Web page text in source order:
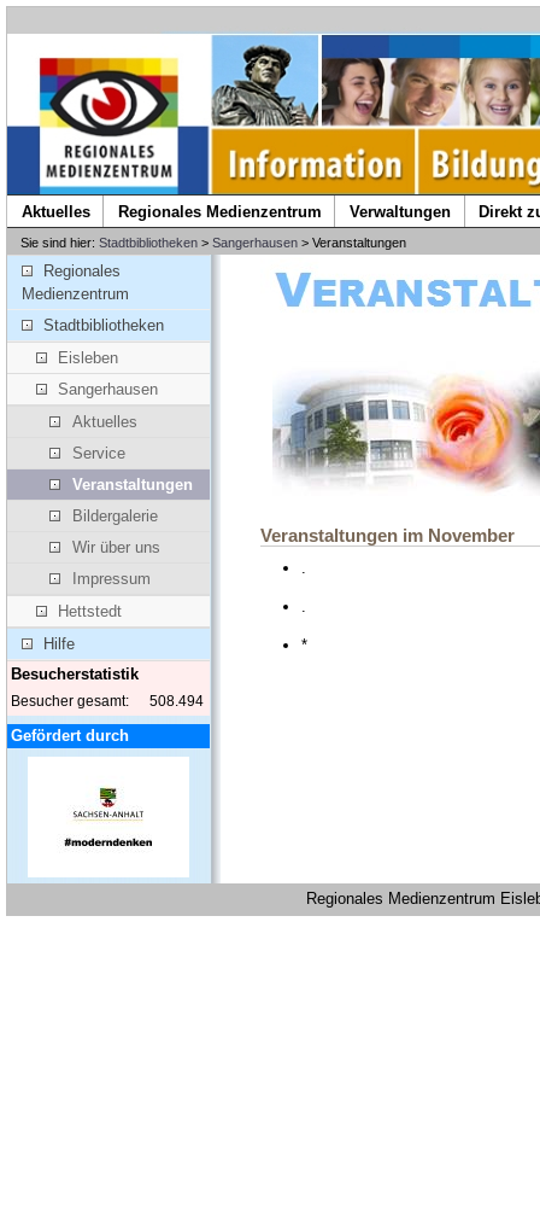
Aktuelles Regionales Medienzentrum Verwaltungen Direkt
Sie sind hier: Stadtbibliotheken> Sangerhausen> Veranstaltungen
Regionales
Medienzentrum
Stadtbibliotheken
Eisleben
Sangerhausen
Aktuelles
Service
Veranstaltungen
Bildergalerie
Wir über uns
Impressum
Hettstedt
Hilfe
Besucherstatistik
Besucher gesamt: 508.494
Gefördert durch
Veranstaltungen im November
.
*
Regionales Medienzentrum